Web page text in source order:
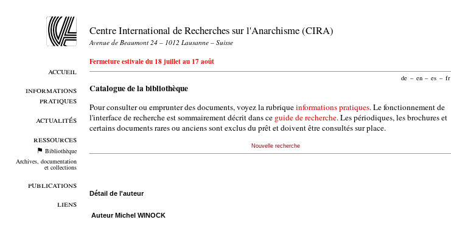
accueil
informations
pratiques
actualités
ressources
Bibliothèque
Archives, documentation
et collections
publications
liens
Centre International de Recherches sur l'Anarchisme (CIRA)
Avenue de Beaumont 24 – 1012 Lausanne – Suisse
Fermeture estivale du 18 juillet au 17 août
de – en – es – fr
Catalogue de la bibliothèque
Pour consulter ou emprunter des documents, voyez la rubriqueinformations pratiques. Le fonctionnement de
l'interface de recherche est sommairement décrit dans ce guide de recherche. Les périodiques, les brochures et
certains documents rares ou anciens sont exclus du prêt et doivent être consultés sur place.
Nouvelle recherche
Détail de l'auteur
Auteur Michel WINOCK